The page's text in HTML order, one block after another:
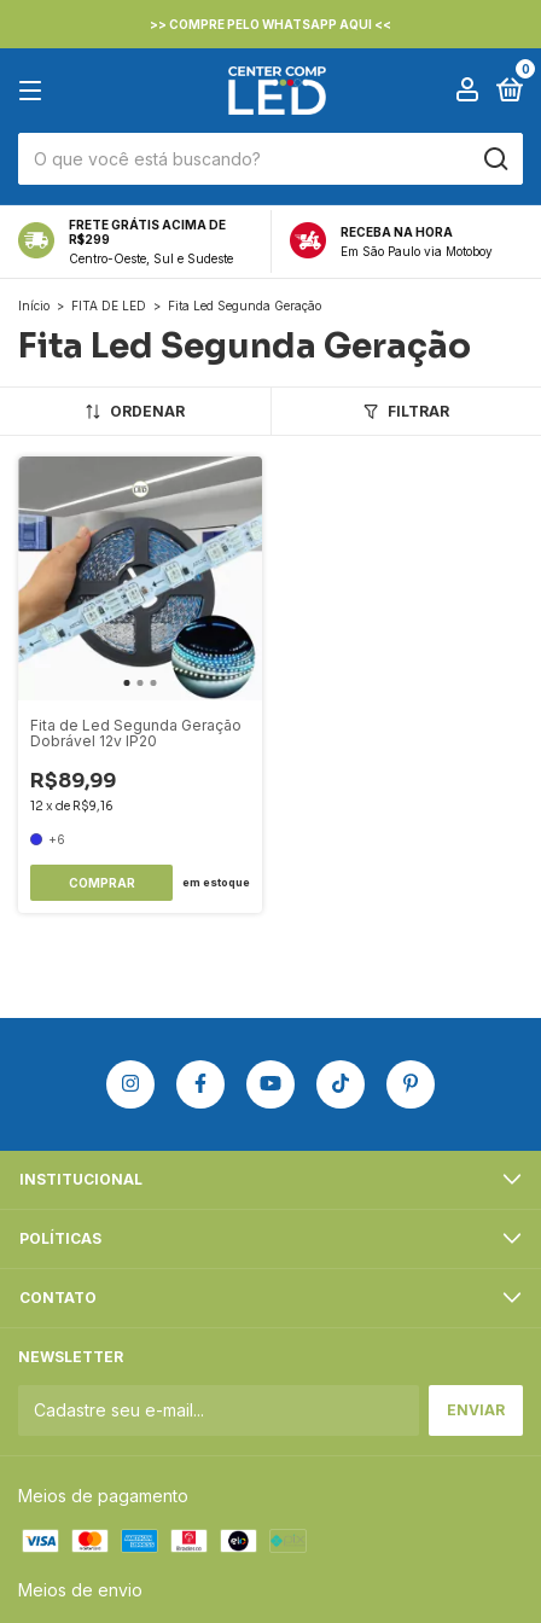
>> COMPRE PELO WHATSAPP AQUI <<
0
FRETE GRÁTIS ACIMA DE
R$299
Centro-Oeste, Sul e Sudeste
RECEBA NA HORA
Em São Paulo via Motoboy
Início > FITA DE LED > Fita Led Segunda Geração
Fita Led Segunda Geração
ORDENAR FILTRAR
Fita de Led Segunda Geração
Dobrável 12v IP20
R$89,99
12 x de R$9,16
+6
COMPRAR em estoque
INSTITUCIONAL
POLÍTICAS
CONTATO
NEWSLETTER
Meios de pagamento
Meios de envio